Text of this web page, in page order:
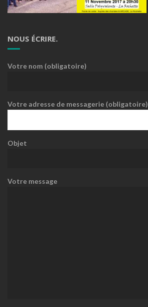
NOUS ÉCRIRE.
Votre nom (obligatoire)
Votre adresse de messagerie (obligatoire)
Objet
Votre message